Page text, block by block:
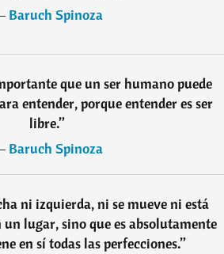
Baruch Spinoza
que un ser humano puede
entender, porque entender es ser
libre.”
Baruch Spinoza
ni izquierda, ni se mueve ni está
lugar, sino que es absolutamente
en sí todas las perfecciones.”